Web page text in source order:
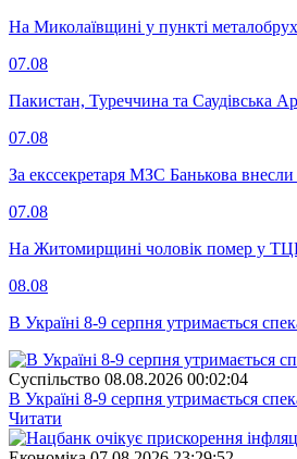
На Миколаївщині у пункті
07.08
Пакистан, Туреччина та Саудівська
07.08
За екссекретаря МЗС Банькова внесли
07.08
На Житомирщині чоловік помер у ТЦК
08.08
В Україні 8-9 серпня утримається
Суспiльство 08.08.2026 00:02:04
В Україні 8-9 серпня утримається
Читати